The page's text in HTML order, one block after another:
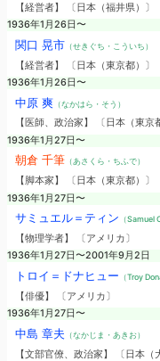
【経営者】 〔日本（福井県）〕
1936年1月26日〜
関口 晃市 （せきぐち・こういち）
【経営者】 〔日本（東京都）〕
1936年1月26日〜
中原 爽 （なかはら・そう）
【医師、政治家】 〔日本（東京
1936年1月27日〜
朝倉 千筆（あさくら・ちふで）
【脚本家】 〔日本（東京都）〕
1936年1月27日〜
サミュエル＝ティン （Samuel
【物理学者】 〔アメリカ〕
1936年1月27日〜2001年9月2日
トロイ＝ドナヒュー （Troy
【俳優】 〔アメリカ〕
1936年1月27日〜
中島 章夫 （なかじま・あきお）
【文部官僚、政治家】 〔日本（